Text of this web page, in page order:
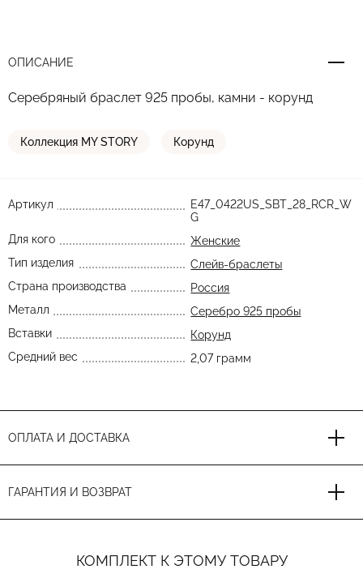
ОПИСАНИЕ
Серебряный браслет 925 пробы, камни - корунд
Коллекция MY STORY Корунд
Артикул
E47_0422US_SBT_28_RCR_W
G
Для кого
Женские
Тип изделия
Слейв-браслеты
Страна производства
Россия
Металл
Серебро 925 пробы
Вставки
Корунд
Средний вес
2,07 грамм
ОПЛАТА И ДОСТАВКА
ГАРАНТИЯ И ВОЗВРАТ
КОМПЛЕКТ К ЭТОМУ ТОВАРУ